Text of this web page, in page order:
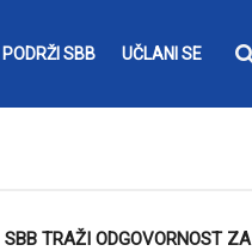
PODRŽI SBB UČLANI SE
SBB TRAŽI ODGOVORNOST ZA